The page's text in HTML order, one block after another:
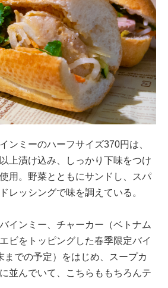
ンミーのハーフサイズ370円は、
上漬け込み、しっかり下味をつけ
用。野菜とともにサンドし、スパ
レッシングで味を調えている。
インミー、チャーカー（ベトナム
ビをトッピングした春季限定バイ
までの予定）をはじめ、スープカ
並んでいて、こちらももちろんテ